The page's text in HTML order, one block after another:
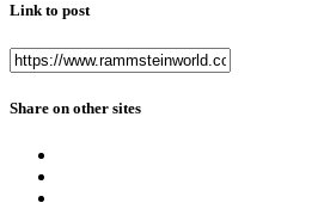
Link to post
Share on other sites